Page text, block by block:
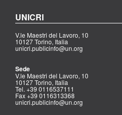
UNICRI
V.le Maestri del Lavoro, 10
10127 Torino, Italia
unicri.publicinfo@un.org
Sede
V.le Maestri del Lavoro, 10
10127 Torino, Italia
Tel. +39 0116537111
Fax +39 0116313368
unicri.publicinfo@un.org